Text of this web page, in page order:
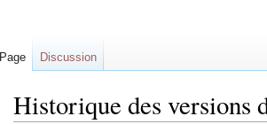
Historique des versions
Page Discussion